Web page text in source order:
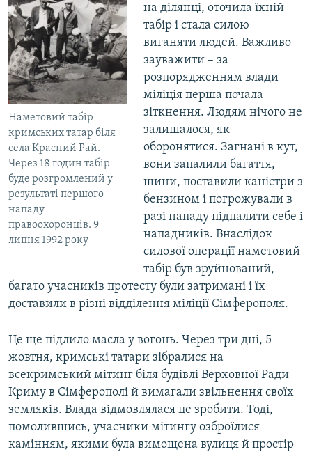
Наметовий табір
кримських татар біля
села Красний Рай.
Через 18 годин табір
буде розгромлений у
результаті першого
нападу
правоохоронців. 9
липня 1992 року
на ділянці, оточила їхній
табір і стала силою
виганяти людей. Важливо
зауважити – за
розпорядженням влади
міліція перша почала
зіткнення. Людям нічого не
залишалося, як
оборонятися. Загнані в кут,
вони запалили багаття,
шини, поставили каністри з
бензином і погрожували в
разі нападу підпалити себе і
нападників. Внаслідок
силової операції наметовий
табір був зруйнований,
багато учасників протесту були затримані і їх
доставили в різні відділення міліції Сімферополя.
Це ще підлило масла у вогонь. Через три дні, 5
жовтня, кримські татари зібралися на
всекримський мітинг біля будівлі Верховної Ради
Криму в Сімферополі й вимагали звільнення своїх
земляків. Влада відмовлялася це зробити. Тоді,
помолившись, учасники мітингу озброїлися
камінням, якими була вимощена вулиця й простір